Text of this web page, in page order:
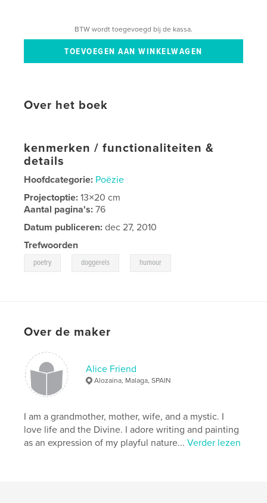
BTW wordt toegevoegd bij de kassa.
Over het boek
kenmerken / functionaliteiten &
details
Hoofdcategorie: Poëzie
Projectoptie:13×20 cm
Aantal pagina's:76
Datum publiceren: dec 27, 2010
Trefwoorden
poetry doggerels humour
Over de maker
Alice Friend
Alozaina, Malaga, SPAIN
I am a grandmother, mother, wife, and a mystic. I
love life and the Divine. I adore writing and painting
as an expression of my playful nature...Verder lezen